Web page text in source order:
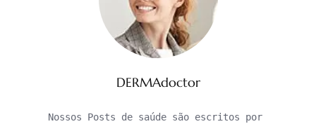
DERMAdoctor
Nossos Posts de saúde são escritos por